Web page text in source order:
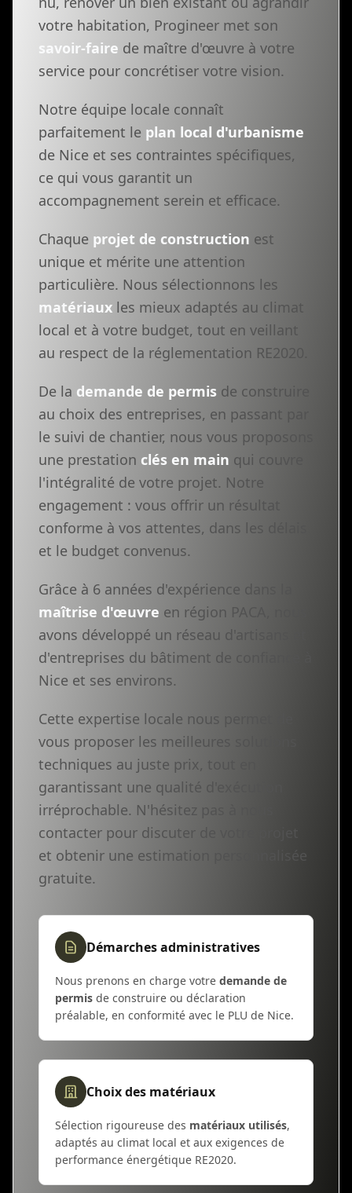
votre habitation, Progineer met son
savoir-faire de maître d'œuvre à votre
service pour concrétiser votre vision.
Notre équipe locale connaît
parfaitement le plan local d'urbanisme
de Nice et ses contraintes spécifiques,
ce qui vous garantit un
accompagnement serein et efficace.
Chaque projet de construction est
unique et mérite une attention
particulière. Nous sélectionnons les
matériaux les mieux adaptés au climat
local et à votre budget, tout en veillant
au respect de la réglementation RE2020.
De la demande de permis de construire
au choix des entreprises, en passant par
le suivi de chantier, nous vous proposons
une prestation clés en main qui couvre
l'intégralité de votre projet. Notre
engagement : vous offrir un résultat
conforme à vos attentes, dans les délais
et le budget convenus.
Grâce à 6 années d'expérience dans la
maîtrise d'œuvre en région PACA, nous
avons développé un réseau d'artisans et
d'entreprises du bâtiment de confiance à
Nice et ses environs.
Cette expertise locale nous permet de
vous proposer les meilleures solutions
techniques au juste prix, tout en
garantissant une qualité d'exécution
irréprochable. N'hésitez pas à nous
contacter pour discuter de votre projet
et obtenir une estimation personnalisée
gratuite.
Démarches administratives
Nous prenons en charge votre demande de
permis de construire ou déclaration
préalable, en conformité avec le PLU de Nice.
Choix des matériaux
Sélection rigoureuse des matériaux utilisés,
adaptés au climat local et aux exigences de
performance énergétique RE2020.